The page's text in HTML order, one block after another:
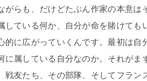
がらも、だけどたぶん作家の本意は
している何か、自分が命を賭けても
的に広がっていくんです。最初は自
に属している自分なのか。それがま
戦友たち、その部隊、そしてフラン